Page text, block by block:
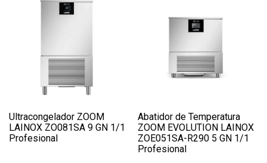
Ultracongelador ZOOM
LAINOX ZO081SA 9 GN 1/1
Profesional
Abatidor de Temperatura
ZOOM EVOLUTION LAINOX
ZOE051SA-R290 5 GN 1/1
Profesional